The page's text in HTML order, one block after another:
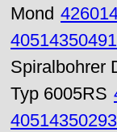
Mond
Spiralbohrer
Typ 6005RS